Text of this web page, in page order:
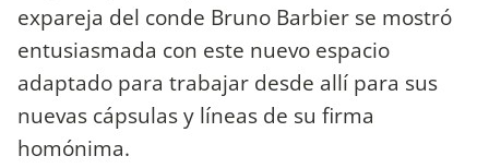
expareja del conde Bruno Barbier se mostró
entusiasmada con este nuevo espacio
adaptado para trabajar desde allí para sus
nuevas cápsulas y líneas de su firma
homónima.